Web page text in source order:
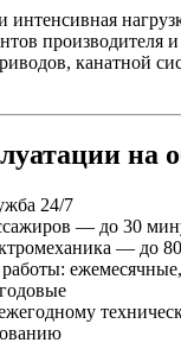
интенсивная
производителя
канатной
на
24/7
— до 30
— до